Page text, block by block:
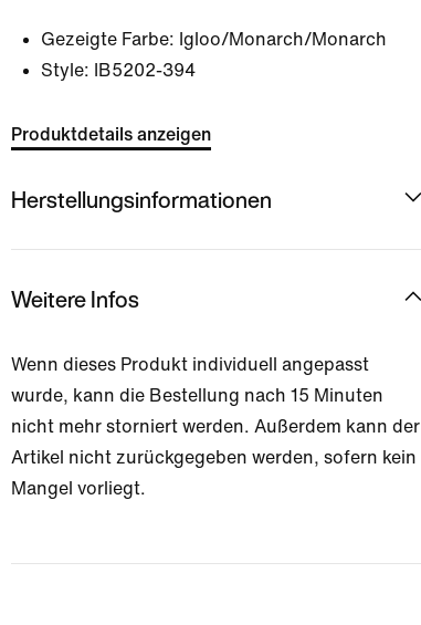
Gezeigte Farbe: Igloo/Monarch/Monarch
Style:
IB5202-394
Produktdetails anzeigen
Herstellungsinformationen
Weitere Infos
Wenn dieses Produkt individuell angepasst
wurde, kann die Bestellung nach 15 Minuten
nicht mehr storniert werden. Außerdem kann der
Artikel nicht zurückgegeben werden, sofern kein
Mangel vorliegt.